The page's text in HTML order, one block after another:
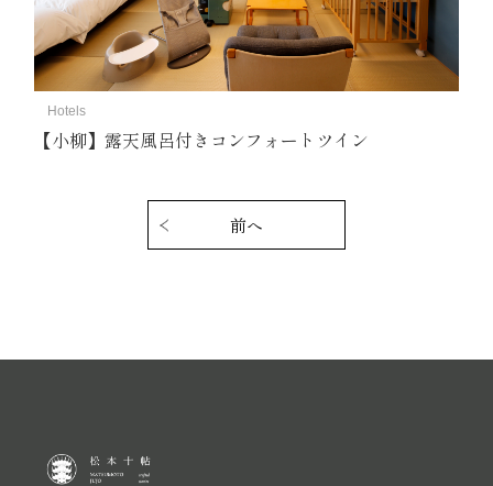
Hotels
【小柳】露天風呂付きコンフォートツイン
前へ